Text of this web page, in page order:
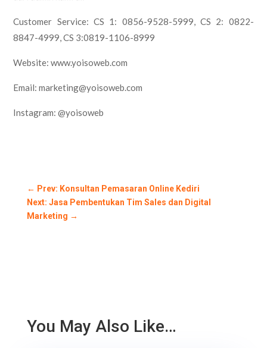
Customer Service: CS 1: 0856-9528-5999, CS 2: 0822-
8847-4999, CS 3:0819-1106-8999
Website: www.yoisoweb.com
Email: marketing@yoisoweb.com
Instagram: @yoisoweb
← Prev: Konsultan Pemasaran Online Kediri
Next: Jasa Pembentukan Tim Sales dan Digital
Marketing →
You May Also Like…